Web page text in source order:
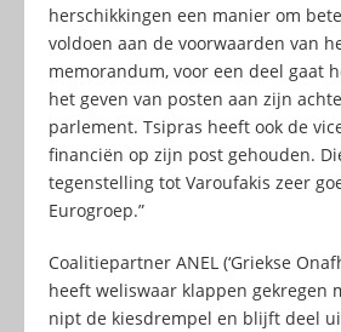
herschikkingen een manier om
voldoen aan de voorwaarden van
memorandum, voor een deel gaat
het geven van posten aan zijn
parlement. Tsipras heeft ook de
financiën op zijn post gehouden.
tegenstelling tot Varoufakis zeer
Eurogroep.”
Coalitiepartner ANEL (‘Griekse
heeft weliswaar klappen gekregen
nipt de kiesdrempel en blijft deel